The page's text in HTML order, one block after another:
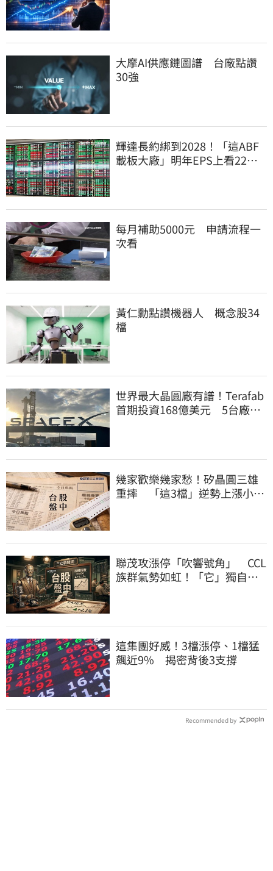
大摩AI供應鏈圖譜 台廠點讚
30強
輝達長約綁到2028！「這ABF
載板大廠」明年EPS上看22
每月補助5000元 申請流程一
次看
黃仁勳點讚機器人 概念股34
檔
世界最大晶圓廠有譜！Terafab
首期投資168億美元 5台廠或
幾家歡樂幾家愁！矽晶圓三雄
重摔 「這3檔」逆勢上漲小兵
聯茂攻漲停「吹響號角」 CCL
族群氣勢如虹！「它」獨自憔
這集團好威！3檔漲停、1檔猛
飆近9% 揭密背後3支撐
Recommended by